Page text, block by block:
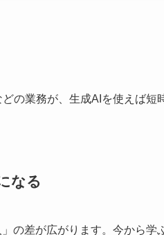
の業務が、生成AIを使えば短
なる
の差が広がります。今から学